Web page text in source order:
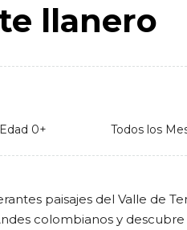
llanero
Edad 0+ Todos los
paisajes del Valle de
colombianos y